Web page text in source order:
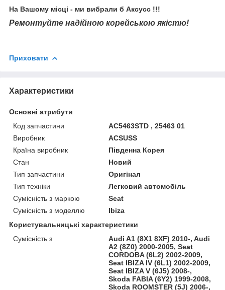
На Вашому місці - ми вибрали б Aксусс !!!
Ремонтуйте надійною корейською якістю!
Приховати
Характеристики
Основні атрибути
Код запчастини
AC5463STD , 25463 01
Виробник
ACSUSS
Країна виробник
Південна Корея
Стан
Новий
Тип запчастини
Оригінал
Тип техніки
Легковий автомобіль
Сумісність з маркою
Seat
Сумісність з моделлю
Ibiza
Користувальницькі характеристики
Сумісність з
Audi A1 (8X1 8XF) 2010-, Audi
A2 (8Z0) 2000-2005, Seat
CORDOBA (6L2) 2002-2009,
Seat IBIZA IV (6L1) 2002-2009,
Seat IBIZA V (6J5) 2008-,
Skoda FABIA (6Y2) 1999-2008,
Skoda ROOMSTER (5J) 2006-,